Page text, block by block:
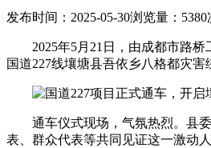
发布时间：2025-05-30浏览量：5380
2025年5月21日，由成都市路桥
国道227线壤塘县吾依乡八格都灾害
通车仪式现场，气氛热烈。县委
表、群众代表等共同见证这一激动